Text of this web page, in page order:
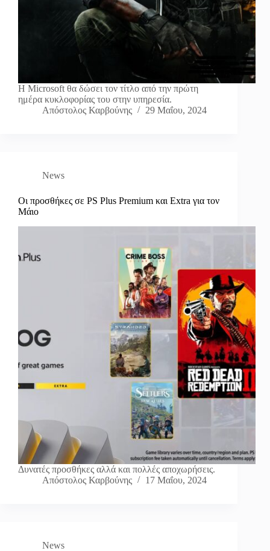
Η Μicrosoft θα δώσει τον τίτλο από την πρώτη
ημέρα κυκλοφορίας του στην υπηρεσία.
Απόστολος Καρβούνης
29 Μαΐου, 2024
News
Οι προσθήκες σε PS Plus Premium και Extra για τον
Μάιο
Δυνατές προσθήκες αλλά και πολλές αποχωρήσεις.
Απόστολος Καρβούνης
17 Μαΐου, 2024
News